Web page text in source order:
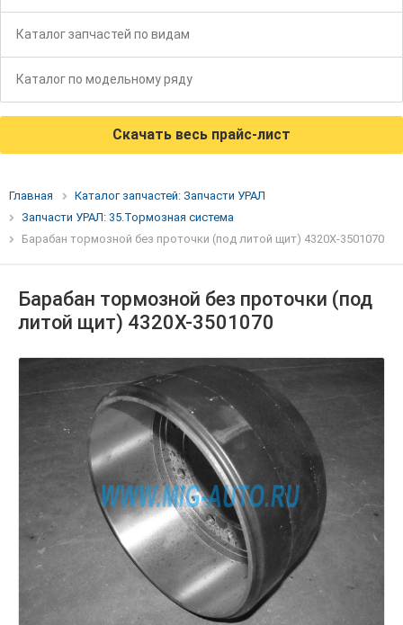
Каталог запчастей по видам
Каталог по модельному ряду
Скачать весь прайс-лист
Главная
Каталог запчастей: Запчасти УРАЛ
Запчасти УРАЛ: 35.Тормозная система
Барабан тормозной без проточки (под литой щит) 4320Х-3501070
Барабан тормозной без проточки (под
литой щит) 4320Х-3501070